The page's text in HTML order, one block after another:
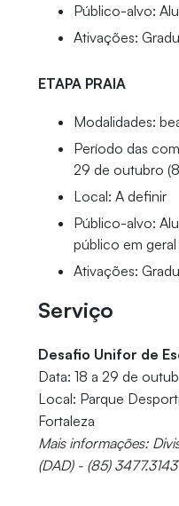
Público-alvo:
Ativações:
ETAPA PRAIA
Modalidades:
Período das
29 de outubro
Local: A definir
Público-alvo:
público em
Ativações:
Serviço
Desafio Unifor de
Data: 18 a 29 de
Local: Parque
Fortaleza
Mais informações:
(DAD) - (85)